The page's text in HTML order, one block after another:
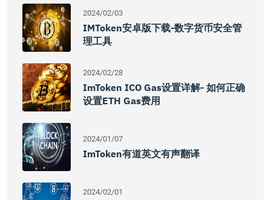
2024/02/03
IMToken安卓版下载-数字货币安全管
理工具
2024/02/28
ImToken ICO Gas设置详解- 如何正确
设置ETH Gas费用
2024/01/07
ImToken有道英文有声翻译
2024/02/01